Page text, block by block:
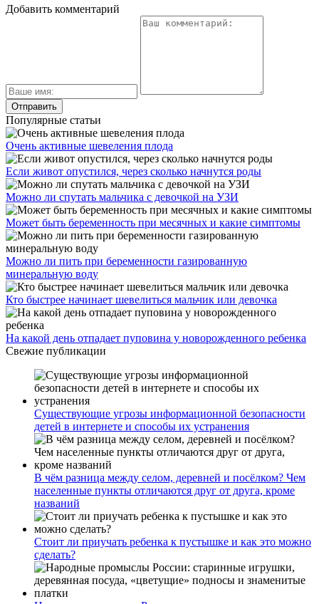
Добавить комментарий
Популярные статьи
Очень активные шевеления плода
Если живот опустился, через сколько начнутся роды
Можно ли спутать мальчика с девочкой на УЗИ
Может быть беременность при месячных и какие симптомы
Можно ли пить при беременности газированную
минеральную воду
Кто быстрее начинает шевелиться мальчик или девочка
На какой день отпадает пуповина у новорожденного ребенка
Свежие публикации
Существующие угрозы информационной безопасности
детей в интернете и способы их устранения
В чём разница между селом, деревней и посёлком? Чем
населенные пункты отличаются друг от друга, кроме
названий
Стоит ли приучать ребенка к пустышке и как это можно
сделать?